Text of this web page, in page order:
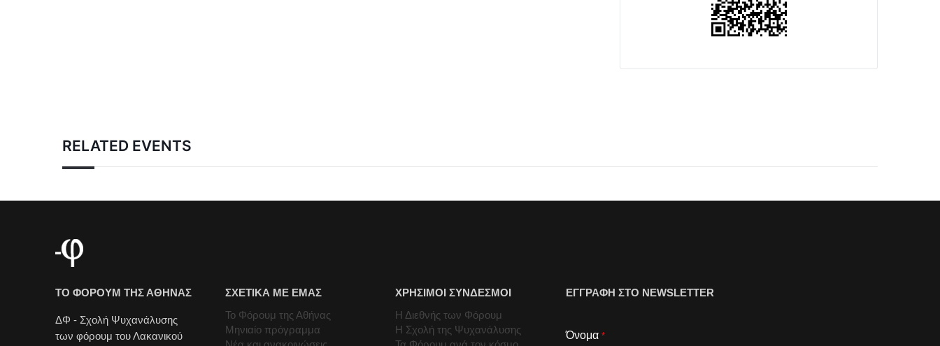
RELATED EVENTS
ΤΟ ΦΟΡΟΥΜ ΤΗΣ ΑΘΗΝΑΣ
ΔΦ - Σχολή Ψυχανάλυσης
των φόρουμ του Λακανικού
ΣΧΕΤΙΚΑ ΜΕ ΕΜΑΣ
Το Φόρουμ της Αθήνας
Μηνιαίο πρόγραμμα
ΧΡΗΣΙΜΟΙ ΣΥΝΔΕΣΜΟΙ
Η Διεθνής των Φόρουμ
Η Σχολή της Ψυχανάλυσης
ΕΓΓΡΑΦΗ ΣΤΟ NEWSLETTER
Όνομα *